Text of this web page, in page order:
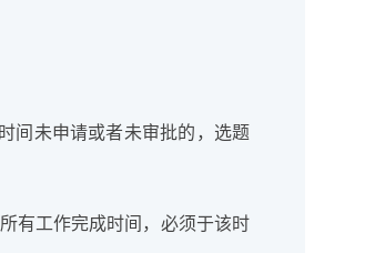
间未申请或者未审批的，选题
有工作完成时间，必须于该时